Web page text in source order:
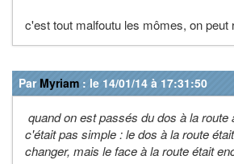
c'est tout malfoutu les mômes, on peut
Par Myriam : le 14/01/14 à 17:31:50
quand on est passés du dos à la route
c'était pas simple : le dos à la route
changer, mais le face à la route était